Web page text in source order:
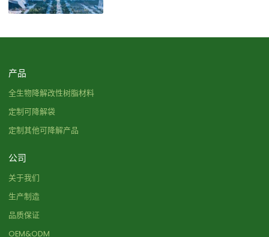
产品
全生物降解改性树脂材料
定制可降解袋
定制其他可降解产品
公司
关于我们
生产制造
品质保证
OEM&ODM